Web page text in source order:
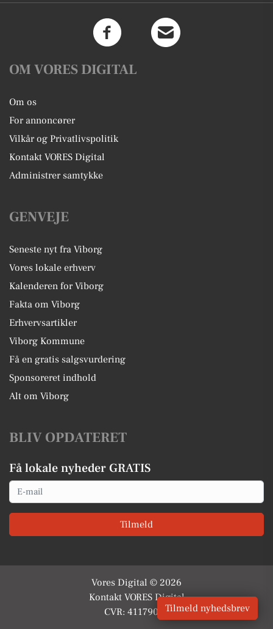
OM VORES DIGITAL
Om os
For annoncører
Vilkår og Privatlivspolitik
Kontakt VORES Digital
Administrer samtykke
GENVEJE
Seneste nyt fra Viborg
Vores lokale erhverv
Kalenderen for Viborg
Fakta om Viborg
Erhvervsartikler
Viborg Kommune
Få en gratis salgsvurdering
Sponsoreret indhold
Alt om Viborg
BLIV OPDATERET
Få lokale nyheder GRATIS
Email
Tilmeld
Vores Digital © 2026
Kontakt VORES Digital
CVR: 41179082Tilmeld nyhedsbrev